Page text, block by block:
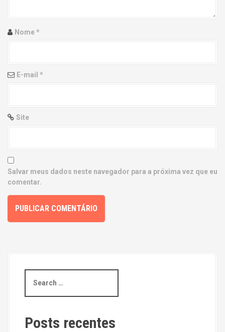
i
n
Nome*
E-mail *
Site
Salvar meus dados neste navegador para a próxima vez que eu
comentar.
a
c
h
Posts recentes